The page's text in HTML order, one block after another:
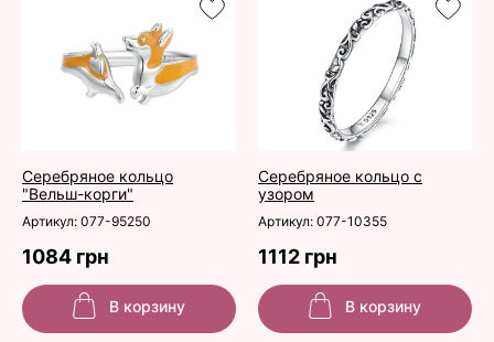
Серебряное кольцо
"Вельш-корги"
Серебряное кольцо с
узором
Артикул: 077-95250 Артикул: 077-10355
1084 грн 1112 грн
В корзину В корзину